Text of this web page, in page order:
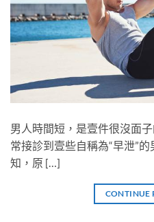
男人時間短，是壹件很沒面
常接診到壹些自稱為“早泄”
知，原 […]
CONTINUE